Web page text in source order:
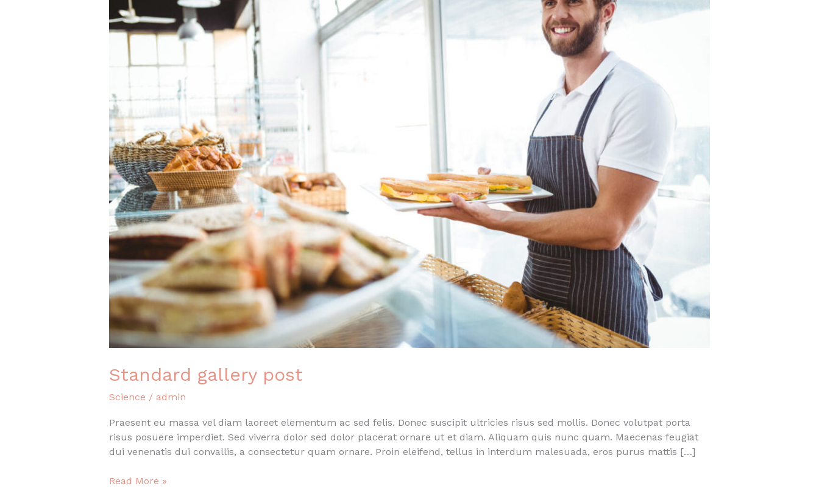
Standard gallery post
Science / admin
Praesent eu massa vel diam laoreet elementum ac sed felis. Donec suscipit ultricies risus sed mollis. Donec volutpat porta
risus posuere imperdiet. Sed viverra dolor sed dolor placerat ornare ut et diam. Aliquam quis nunc quam. Maecenas feugiat
dui venenatis dui convallis, a consectetur quam ornare. Proin eleifend, tellus in interdum malesuada, eros purus mattis […]
Standard
Read More »